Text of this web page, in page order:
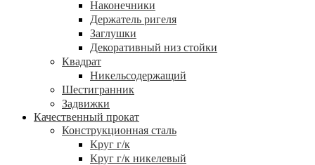
Наконечники
Держатель ригеля
Заглушки
Декоративный низ стойки
Квадрат
Никельсодержащий
Шестигранник
Задвижки
Качественный прокат
Конструкционная сталь
Круг г/к
Круг г/к никелевый